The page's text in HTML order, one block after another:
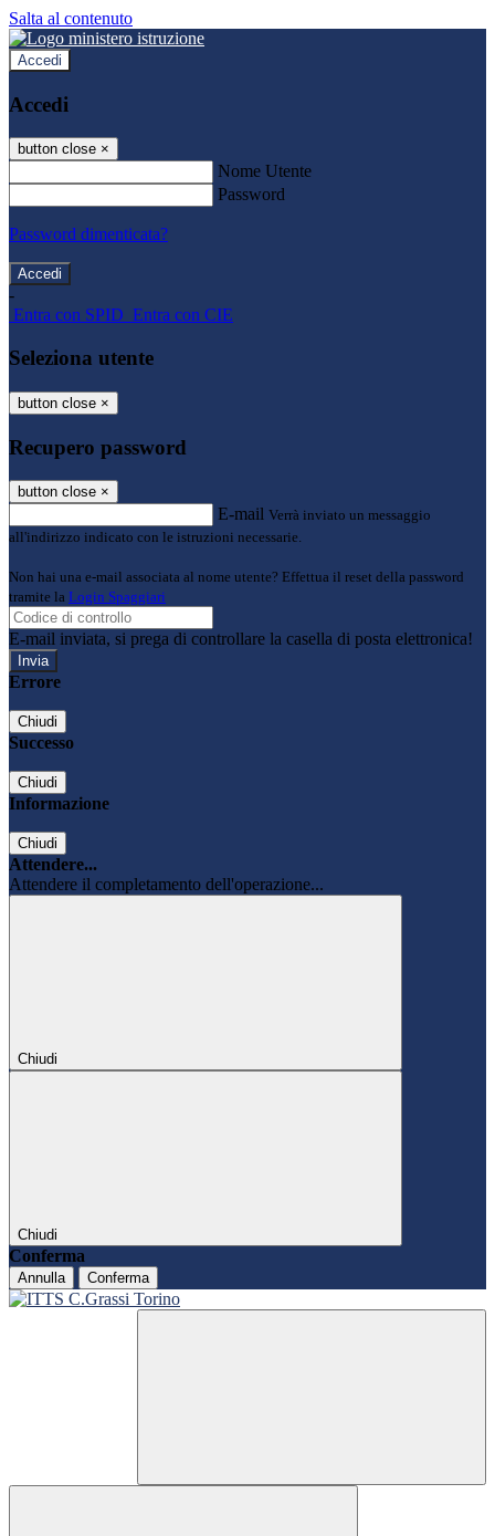
Salta al contenuto
Accedi
Accedi
button close ×
Nome Utente
Password
Password dimenticata?
-
Entra con SPID Entra con CIE
Seleziona utente
button close ×
Recupero password
button close ×
E-mail Verrà inviato un messaggio
all'indirizzo indicato con le istruzioni necessarie.
Non hai una e-mail associata al nome utente? Effettua il reset della password
tramite la Login Spaggiari
E-mail inviata, si prega di controllare la casella di posta elettronica!
Errore
Chiudi
Successo
Chiudi
Informazione
Chiudi
Attendere...
Attendere il completamento dell'operazione...
Chiudi
Chiudi
Conferma
Annulla Conferma